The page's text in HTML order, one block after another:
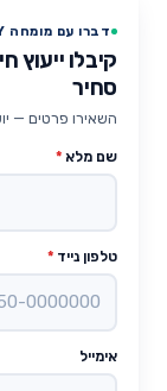
דברו עם מומחה SAVEY
קיבלו ייעוץ
סחיר
השאירו פרטים — יועץ
שם מלא *
טלפון נייד *
אימייל